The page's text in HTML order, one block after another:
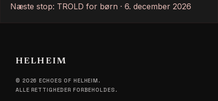
Næste stop: TROLD for børn · 6. december 2026
HELHEIM
© 2026 ECHOES OF HELHEIM.
ALLE RETTIGHEDER FORBEHOLDES.